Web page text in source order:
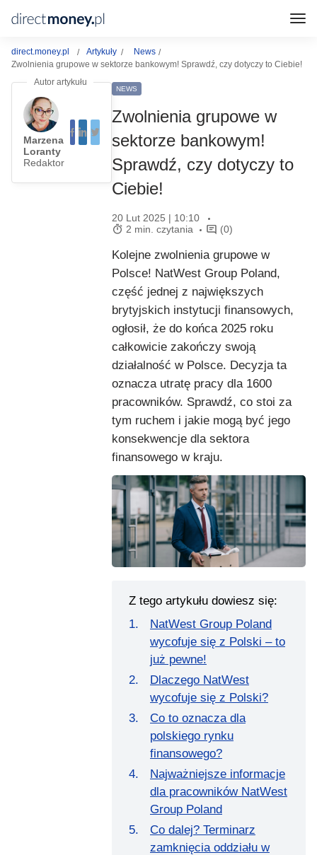
direct.money.pl Artykuły
News
Zwolnienia grupowe w sektorze bankowym! Sprawdź, czy dotyczy to Ciebie!
Marzena
Loranty
Redaktor
NEWS
Zwolnienia grupowe w
sektorze bankowym!
Sprawdź, czy dotyczy to
Ciebie!
20 Lut 2025 | 10:10
2 min. czytania
(0)
Kolejne zwolnienia grupowe w
Polsce! NatWest Group Poland,
część jednej z największych
brytyjskich instytucji finansowych,
ogłosił, że do końca 2025 roku
całkowicie zakończy swoją
działalność w Polsce. Decyzja ta
oznacza utratę pracy dla 1600
pracowników. Sprawdź, co stoi za
tym ruchem i jakie mogą być jego
konsekwencje dla sektora
finansowego w kraju.
Z tego artykułu dowiesz się:
NatWest Group Poland
wycofuje się z Polski – to
już pewne!
Dlaczego NatWest
wycofuje się z Polski?
Co to oznacza dla
polskiego rynku
finansowego?
Najważniejsze informacje
dla pracowników NatWest
Group Poland
Co dalej? Terminarz
zamknięcia oddziału w